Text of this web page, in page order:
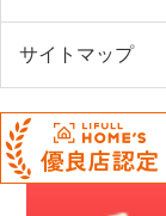
サイトマップ